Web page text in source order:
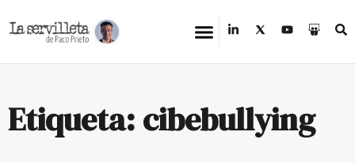
Etiqueta: cibebullying